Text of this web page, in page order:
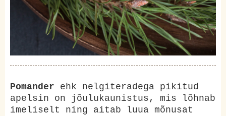
Pomander ehk nelgiteradega pikitud
apelsin on jõulukaunistus, mis lõhnab
imeliselt ning aitab luua mõnusat